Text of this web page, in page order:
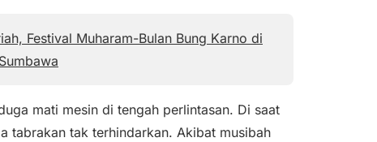
Festival Muharam-Bulan Bung Karno di
mati mesin di tengah perlintasan. Di saat
tabrakan tak terhindarkan. Akibat musibah